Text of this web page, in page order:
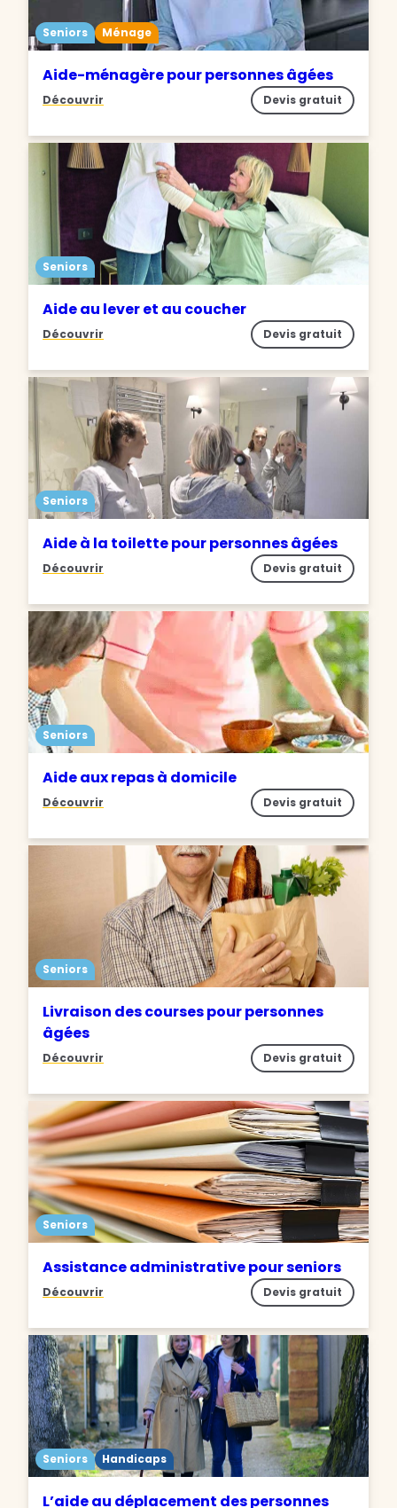
Seniors Ménage
Aide-ménagère pour personnes âgées
Découvrir Devis gratuit
Seniors
Aide au lever et au coucher
Découvrir Devis gratuit
Seniors
Aide à la toilette pour personnes âgées
Découvrir Devis gratuit
Seniors
Aide aux repas à domicile
Découvrir Devis gratuit
Seniors
Livraison des courses pour personnes
âgées
Découvrir Devis gratuit
Seniors
Assistance administrative pour seniors
Découvrir Devis gratuit
Seniors Handicaps
L’aide au déplacement des personnes